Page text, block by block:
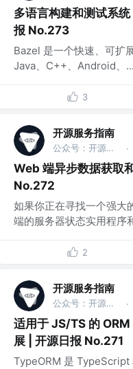
多语言构建和测试系
报 No.273
Bazel 是一个快速、可扩
Java、C++、Android、...
3
开源服务指南
公众号：开源服务指南 ·
Web 端异步数据获取
No.272
如果你正在寻找一个强大
端的服务器状态实用程序
2
开源服务指南
公众号：开源服务指南 ·
适用于 JS/TS 的
展 | 开源日报 No.271
TypeORM 是 TypeScript